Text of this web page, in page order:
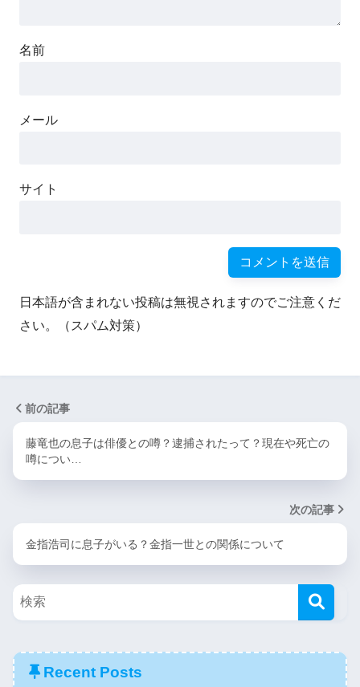
名前
メール
サイト
日本語が含まれない投稿は無視されますのでご注意くだ
さい。（スパム対策）
前の記事
藤竜也の息子は俳優との噂？逮捕されたって？現在や死亡の
噂につい…
次の記事
金指浩司に息子がいる？金指一世との関係について
Recent Posts